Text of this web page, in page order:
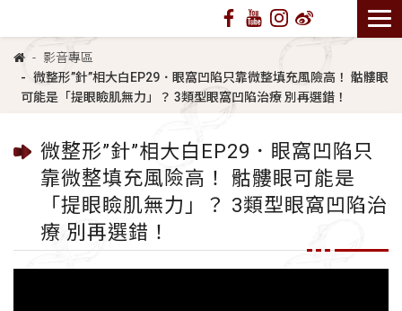
影音專區
微整形”針”相大白EP29．眼窩凹陷只靠微整填充風險高！ 骷髏眼
可能是「提眼瞼肌無力」？ 3類型眼窩凹陷治療 別再選錯！
微整形”針”相大白EP29．眼窩凹陷只
靠微整填充風險高！ 骷髏眼可能是
「提眼瞼肌無力」？ 3類型眼窩凹陷治
療 別再選錯！